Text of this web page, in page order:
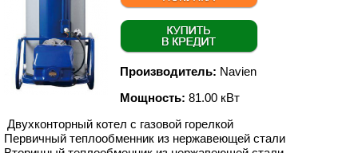
Производитель: Navien
Мощность: 81.00 кВт
Двухконторный котел с газовой горелкой
Первичный теплообменник из нержавеющей стали